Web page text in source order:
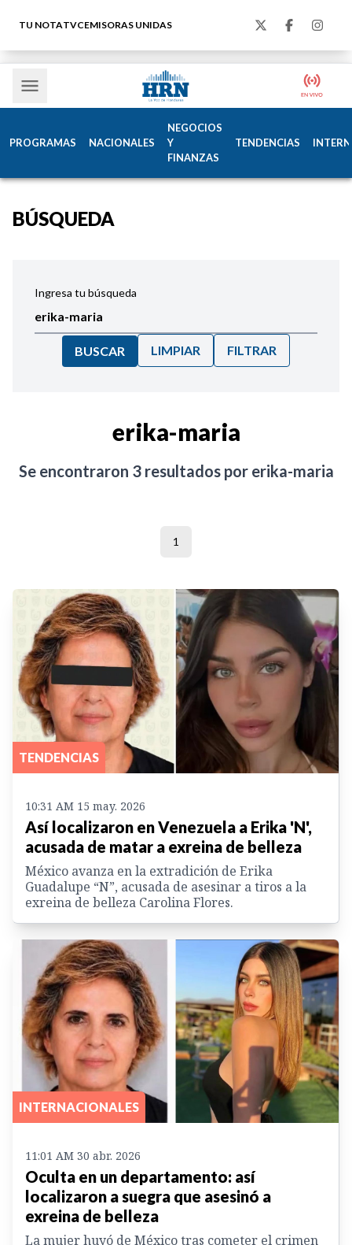
TU NOTATVCEMISORAS UNIDAS
PROGRAMAS NACIONALES
NEGOCIOS
Y
FINANZAS
TENDENCIAS
BÚSQUEDA
Ingresa tu búsqueda
BUSCAR LIMPIAR FILTRAR
erika-maria
Se encontraron 3resultados por erika-maria
1
TENDENCIAS
10:31 AM 15 may. 2026
Así localizaron en Venezuela a Erika 'N',
acusada de matar a exreina de belleza
México avanza en la extradición de Erika
Guadalupe “N”, acusada de asesinar a tiros a la
exreina de belleza Carolina Flores.
INTERNACIONALES
11:01 AM 30 abr. 2026
Oculta en un departamento: así
localizaron a suegra que asesinó a
exreina de belleza
La mujer huyó de México tras cometer el crimen